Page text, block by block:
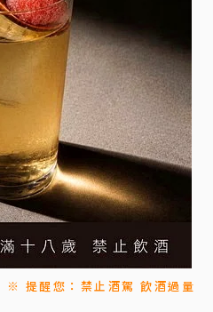
※ 提醒您：禁止酒駕 飲酒過量